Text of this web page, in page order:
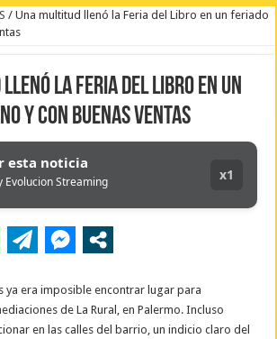
/ Una multitud llenó la Feria del Libro en un feriado
la Feria del Libro en un
y con buenas ventas
esta noticia
Evolucion Streaming x1
ya era imposible encontrar lugar para
de La Rural, en Palermo. Incluso
en las calles del barrio, un indicio claro del